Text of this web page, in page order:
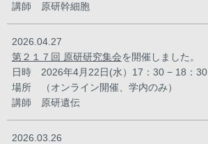
講師 原研幹細胞
2026.04.27
第２１７回 原研研究集会を開催しました。
日時 2026年4月22日(水）17：30 − 18：30
場所 （オンライン開催、学内のみ）
講師 原研遺伝
2026.03.26